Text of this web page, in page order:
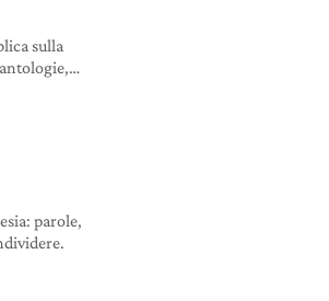
sulla
piccolo
parole,